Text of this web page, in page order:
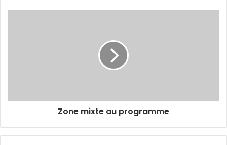
Zone mixte au programme